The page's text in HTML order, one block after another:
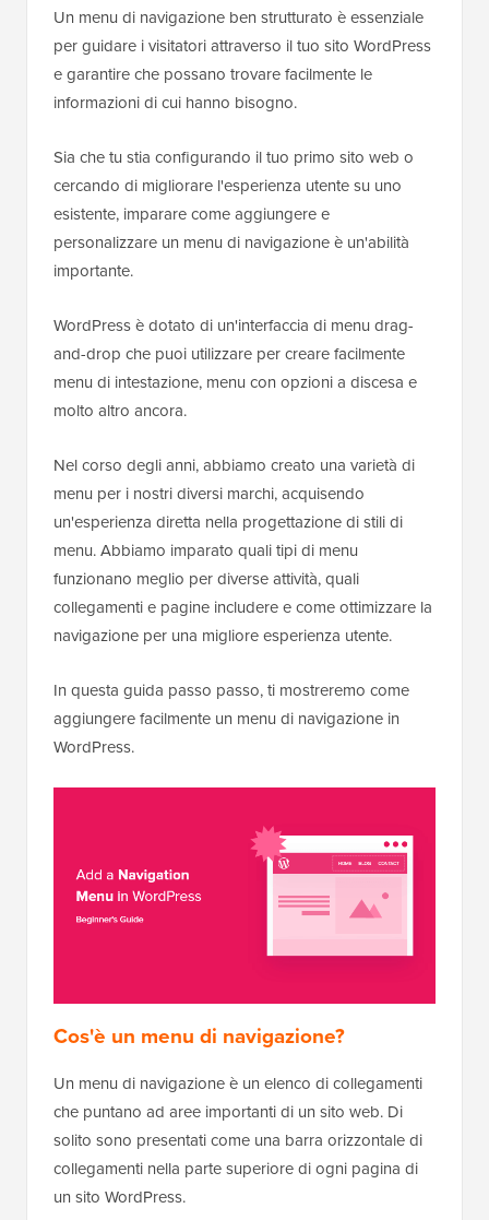
Un menu di navigazione ben strutturato è essenziale
per guidare i visitatori attraverso il tuo sito WordPress
e garantire che possano trovare facilmente le
informazioni di cui hanno bisogno.
Sia che tu stia configurando il tuo primo sito web o
cercando di migliorare l'esperienza utente su uno
esistente, imparare come aggiungere e
personalizzare un menu di navigazione è un'abilità
importante.
WordPress è dotato di un'interfaccia di menu drag-
and-drop che puoi utilizzare per creare facilmente
menu di intestazione, menu con opzioni a discesa e
molto altro ancora.
Nel corso degli anni, abbiamo creato una varietà di
menu per i nostri diversi marchi, acquisendo
un'esperienza diretta nella progettazione di stili di
menu. Abbiamo imparato quali tipi di menu
funzionano meglio per diverse attività, quali
collegamenti e pagine includere e come ottimizzare la
navigazione per una migliore esperienza utente.
In questa guida passo passo, ti mostreremo come
aggiungere facilmente un menu di navigazione in
WordPress.
Cos'è un menu di navigazione?
Un menu di navigazione è un elenco di collegamenti
che puntano ad aree importanti di un sito web. Di
solito sono presentati come una barra orizzontale di
collegamenti nella parte superiore di ogni pagina di
un sito WordPress.